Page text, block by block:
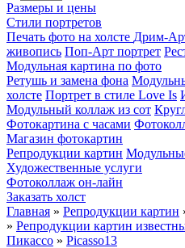
Размеры и цены
Стили портретов
Печать фото на холсте Дрим-
живопись Поп-Арт портрет
Модульная картина по фото
Ретушь и замена фона
холсте Портрет в стиле Love Is
Модульный коллаж из сот
Фотокартина с часами
Магазин фотокартин
Репродукции картин
Художественные услуги
Фотоколлаж он-лайн
Заказать холст
Главная » Репродукции картин
» Репродукции картин
Пикассо » Picasso13